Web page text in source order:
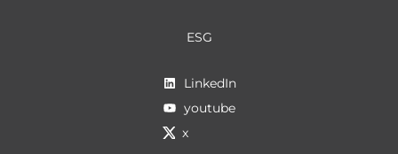
ESG
LinkedIn
youtube
x